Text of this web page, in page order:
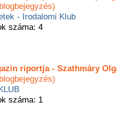
- Irodalomi Klub
száma: 4
riportja - Szathmáry
száma: 1